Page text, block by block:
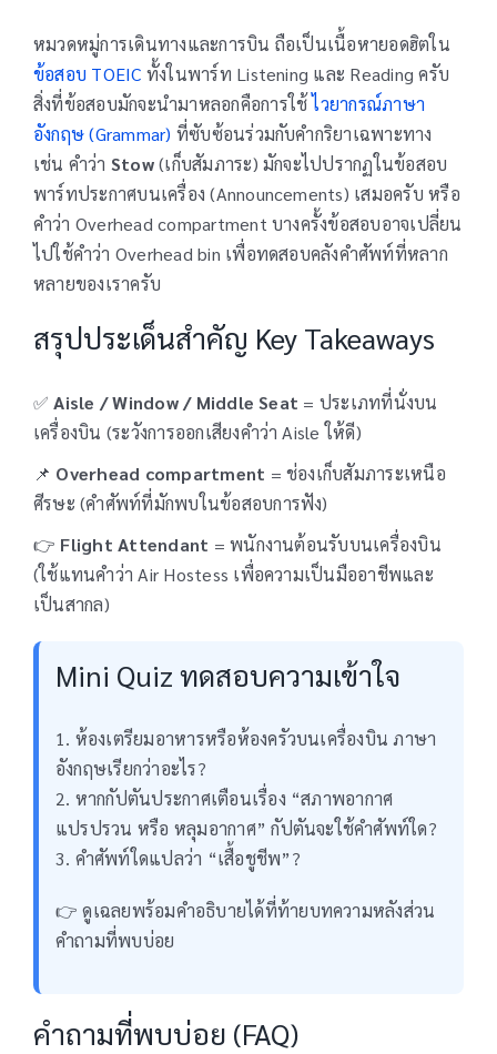
หมวดหมู่การเดินทางและการบิน ถือเป็นเนื้อหายอดฮิตใน
ข้อสอบ TOEIC ทั้งในพาร์ท Listening และ Reading ครับ
สิ่งที่ข้อสอบมักจะนำมาหลอกคือการใช้ไวยากรณ์ภาษา
อังกฤษ (Grammar) ที่ซับซ้อนร่วมกับคำกริยาเฉพาะทาง
เช่น คำว่า Stow(เก็บสัมภาระ) มักจะไปปรากฏในข้อสอบ
พาร์ทประกาศบนเครื่อง (Announcements) เสมอครับ หรือ
คำว่า Overhead compartment บางครั้งข้อสอบอาจเปลี่ยน
ไปใช้คำว่า Overhead bin เพื่อทดสอบคลังคำศัพท์ที่หลาก
หลายของเราครับ
สรุปประเด็นสำคัญ Key Takeaways
✅Aisle / Window / Middle Seat = ประเภทที่นั่งบน
เครื่องบิน (ระวังการออกเสียงคำว่า Aisle ให้ดี)
📌 Overhead compartment = ช่องเก็บสัมภาระเหนือ
ศีรษะ (คำศัพท์ที่มักพบในข้อสอบการฟัง)
👉 Flight Attendant = พนักงานต้อนรับบนเครื่องบิน
(ใช้แทนคำว่า Air Hostess เพื่อความเป็นมืออาชีพและ
เป็นสากล)
Mini Quiz ทดสอบความเข้าใจ
1. ห้องเตรียมอาหารหรือห้องครัวบนเครื่องบิน ภาษา
อังกฤษเรียกว่าอะไร?
2. หากกัปตันประกาศเตือนเรื่อง “สภาพอากาศ
แปรปรวน หรือ หลุมอากาศ” กัปตันจะใช้คำศัพท์ใด?
3. คำศัพท์ใดแปลว่า “เสื้อชูชีพ”?
👉 ดูเฉลยพร้อมคำอธิบายได้ที่ท้ายบทความหลังส่วน
คำถามที่พบบ่อย
คำถามที่พบบ่อย (FAQ)